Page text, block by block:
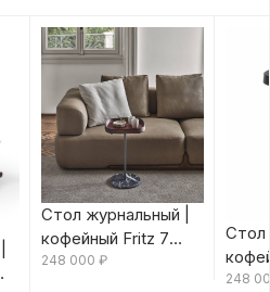
Стол журнальный |
кофейный Fritz 7
Canaletta/Rosso
248 000 ₽
Стол
248